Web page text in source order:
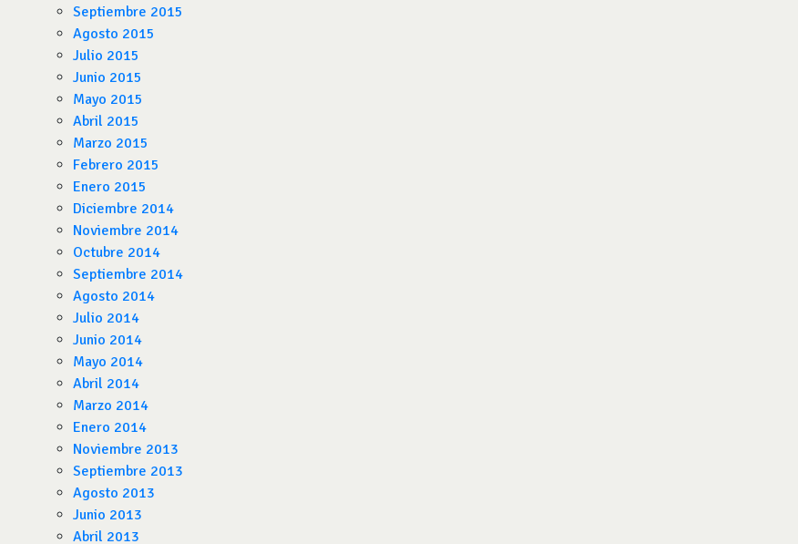
Septiembre 2015
Agosto 2015
Julio 2015
Junio 2015
Mayo 2015
Abril 2015
Marzo 2015
Febrero 2015
Enero 2015
Diciembre 2014
Noviembre 2014
Octubre 2014
Septiembre 2014
Agosto 2014
Julio 2014
Junio 2014
Mayo 2014
Abril 2014
Marzo 2014
Enero 2014
Noviembre 2013
Septiembre 2013
Agosto 2013
Junio 2013
Abril 2013